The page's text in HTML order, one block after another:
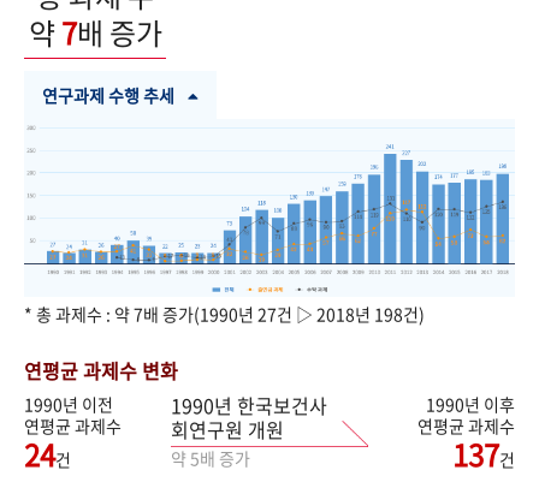
약7배 증가
연구과제 수행 추세
* 총 과제수 : 약 7배 증가(1990년 27건 ▷ 2018년 198건)
연평균 과제수 변화
1990년 이전
연평균 과제수
24건
1990년 한국보건사
회연구원 개원
약 5배 증가
1990년 이후
연평균 과제수
137건